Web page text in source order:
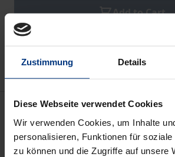
Zustimmung Details
Diese Webseite verwendet Cookies
Wir verwenden Cookies, um Inhalte
personalisieren, Funktionen für soziale
zu können und die Zugriffe auf unsere
Add to Cart
Add to Wish List
Delivery cost notice
Description
Seit dem Krieg im ehemaligen